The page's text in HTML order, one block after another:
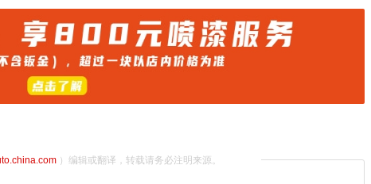
）编辑或翻译，转载请务必注明来源。